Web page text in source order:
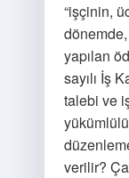
“işçinin,
yapılan
sayılı İş
talebi ve
verilir?